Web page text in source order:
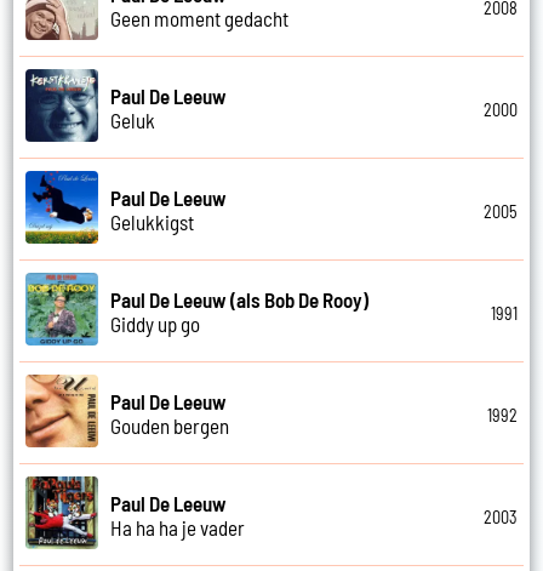
Geen moment gedacht
2008
Paul De Leeuw
Geluk
2000
Paul De Leeuw
Gelukkigst
2005
Paul De Leeuw (als Bob De Rooy)
Giddy up go
1991
Paul De Leeuw
Gouden bergen
1992
Paul De Leeuw
Ha ha ha je vader
2003